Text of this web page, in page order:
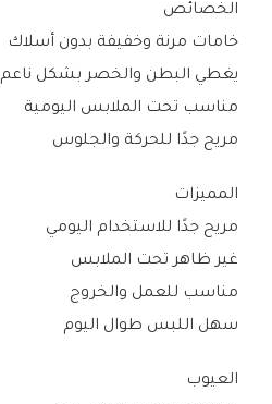
الخصائص
خامات مرنة وخفيفة بدون أسلاك
يغطي البطن والخصر بشكل ناعم
مناسب تحت الملابس اليومية
مريح جدًا للحركة والجلوس
المميزات
مريح جدًا للاستخدام اليومي
غير ظاهر تحت الملابس
مناسب للعمل والخروج
سهل اللبس طوال اليوم
العيوب